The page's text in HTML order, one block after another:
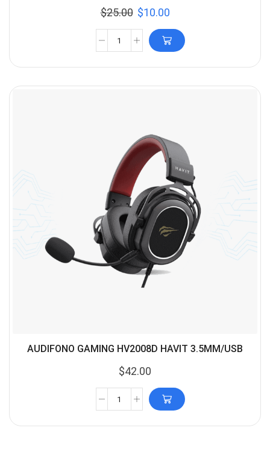
$25.00 $10.00
AUDIFONO GAMING HV2008D HAVIT 3.5MM/USB
$42.00